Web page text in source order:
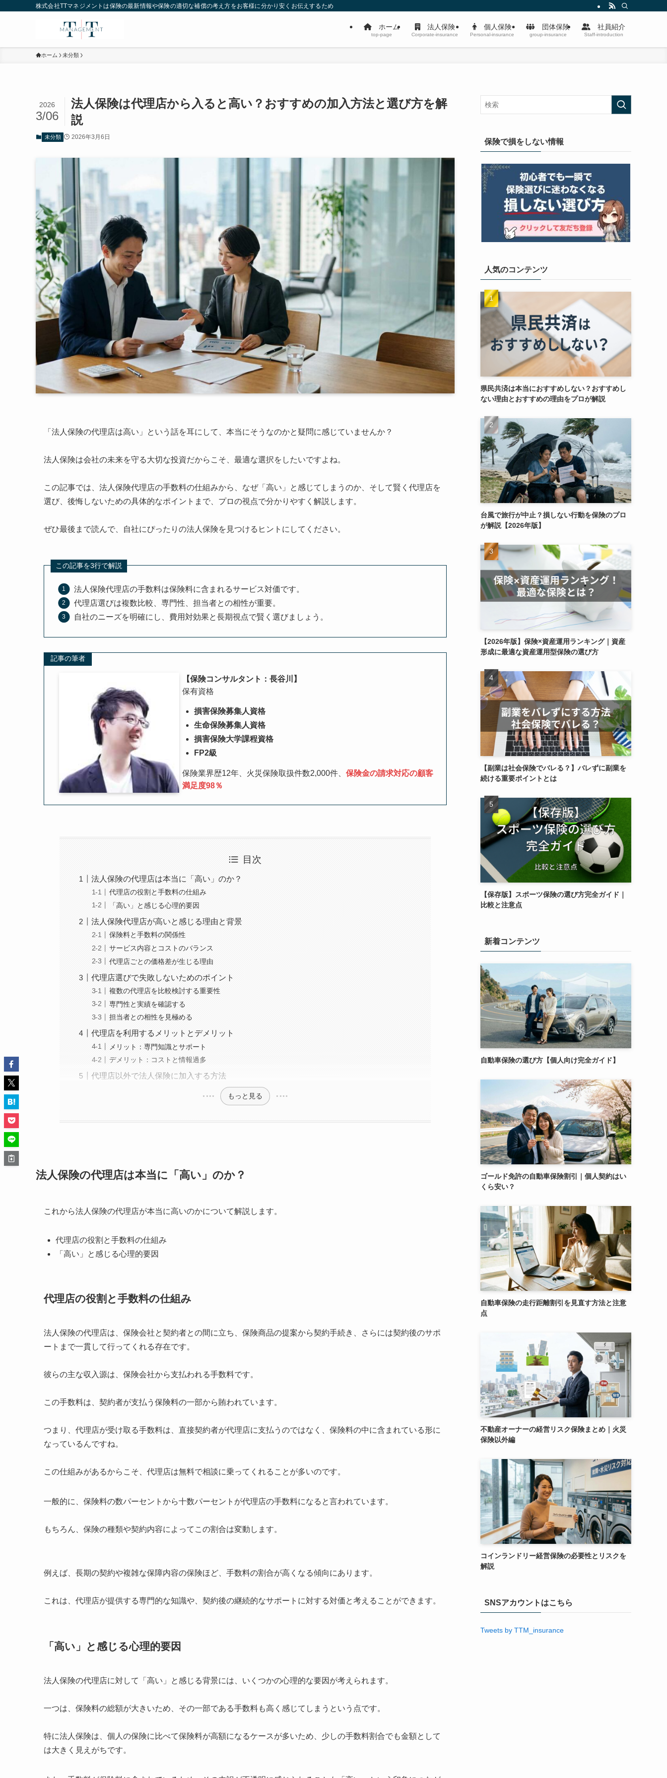
株式会社TTマネジメントは保険の最新情報や保険の適切な補償の考え方をお客様に分かり安くお伝えするためのサイトです。
ホーム
top-page
法人保険
Corporate-insurance
個人保険
Personal-insurance
団体保険
group-insurance
社員紹介
Staff-introduction
ホーム 未分類
法人保険は代理店から入ると高い？おすすめの加入方法と選び方を解
説
2026
3/06
未分類 2026年3月6日
「法人保険の代理店は高い」という話を耳にして、本当にそうなのかと疑問に感じていませんか？
法人保険は会社の未来を守る大切な投資だからこそ、最適な選択をしたいですよね。
この記事では、法人保険代理店の手数料の仕組みから、なぜ「高い」と感じてしまうのか、そして賢く代理店を
選び、後悔しないための具体的なポイントまで、プロの視点で分かりやすく解説します。
ぜひ最後まで読んで、自社にぴったりの法人保険を見つけるヒントにしてください。
この記事を3行で解説
法人保険代理店の手数料は保険料に含まれるサービス対価です。
代理店選びは複数比較、専門性、担当者との相性が重要。
自社のニーズを明確にし、費用対効果と長期視点で賢く選びましょう。
記事の筆者
【保険コンサルタント：長谷川】
保有資格
損害保険募集人資格
生命保険募集人資格
損害保険大学課程資格
FP2級
保険業界歴12年、火災保険取扱件数2,000件、 保険金の請求対応の顧客
満足度98％
目次
法人保険の代理店は本当に「高い」のか？
代理店の役割と手数料の仕組み
「高い」と感じる心理的要因
法人保険代理店が高いと感じる理由と背景
保険料と手数料の関係性
サービス内容とコストのバランス
代理店ごとの価格差が生じる理由
代理店選びで失敗しないためのポイント
複数の代理店を比較検討する重要性
専門性と実績を確認する
担当者との相性を見極める
代理店を利用するメリットとデメリット
メリット：専門知識とサポート
デメリット：コストと情報過多
代理店以外で法人保険に加入する方法
もっと見る
法人保険の代理店は本当に「高い」のか？
これから法人保険の代理店が本当に高いのかについて解説します。
代理店の役割と手数料の仕組み
「高い」と感じる心理的要因
代理店の役割と手数料の仕組み
法人保険の代理店は、保険会社と契約者との間に立ち、保険商品の提案から契約手続き、さらには契約後のサポ
ートまで一貫して行ってくれる存在です。
彼らの主な収入源は、保険会社から支払われる手数料です。
この手数料は、契約者が支払う保険料の一部から賄われています。
つまり、代理店が受け取る手数料は、直接契約者が代理店に支払うのではなく、保険料の中に含まれている形に
なっているんですね。
この仕組みがあるからこそ、代理店は無料で相談に乗ってくれることが多いのです。
一般的に、保険料の数パーセントから十数パーセントが代理店の手数料になると言われています。
もちろん、保険の種類や契約内容によってこの割合は変動します。
例えば、長期の契約や複雑な保障内容の保険ほど、手数料の割合が高くなる傾向にあります。
これは、代理店が提供する専門的な知識や、契約後の継続的なサポートに対する対価と考えることができます。
「高い」と感じる心理的要因
法人保険の代理店に対して「高い」と感じる背景には、いくつかの心理的な要因が考えられます。
一つは、保険料の総額が大きいため、その一部である手数料も高く感じてしまうという点です。
特に法人保険は、個人の保険に比べて保険料が高額になるケースが多いため、少しの手数料割合でも金額として
は大きく見えがちです。
保険で損をしない情報
人気のコンテンツ
県民共済は本当におすすめしない？おすすめし
ない理由とおすすめの理由をプロが解説
台風で旅行が中止？損しない行動を保険のプロ
が解説【2026年版】
【2026年版】保険×資産運用ランキング｜資産
形成に最適な資産運用型保険の選び方
【副業は社会保険でバレる？】バレずに副業を
続ける重要ポイントとは
【保存版】スポーツ保険の選び方完全ガイド｜
比較と注意点
新着コンテンツ
自動車保険の選び方【個人向け完全ガイド】
ゴールド免許の自動車保険割引｜個人契約はい
くら安い？
自動車保険の走行距離割引を見直す方法と注意
点
不動産オーナーの経営リスク保険まとめ｜火災
保険以外編
コインランドリー経営保険の必要性とリスクを
解説
SNSアカウントはこちら
Tweets by TTM_insurance